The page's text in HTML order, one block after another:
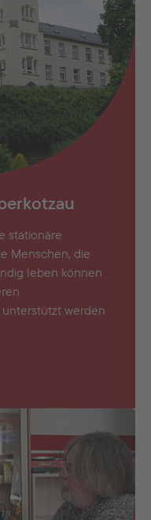
stationäre
Menschen, die
leben können
werden